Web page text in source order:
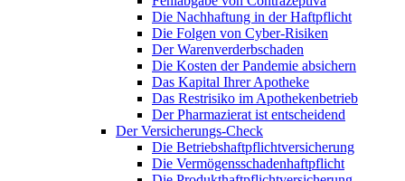
Die Nachhaftung in der Haftpflicht
Die Folgen von Cyber-Risiken
Der Warenverderbschaden
Die Kosten der Pandemie absichern
Das Kapital Ihrer Apotheke
Das Restrisiko im Apothekenbetrieb
Der Pharmazierat ist entscheidend
Der Versicherungs-Check
Die Betriebshaftpflichtversicherung
Die Vermögensschadenhaftpflicht